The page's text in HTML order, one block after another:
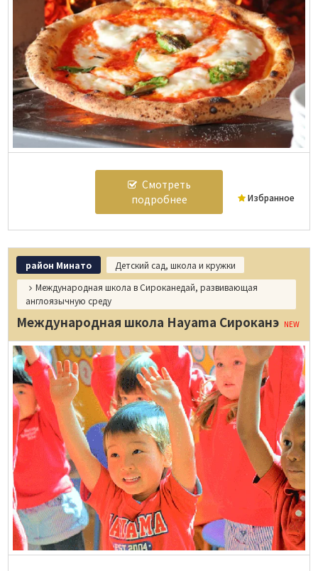
Избранное
Смотреть
подробнее
район Минато
Детский сад, школа и кружки
Международная школа в Сироканедай, развивающая
англоязычную среду
Международная школа Hayama Сироканэ NEW